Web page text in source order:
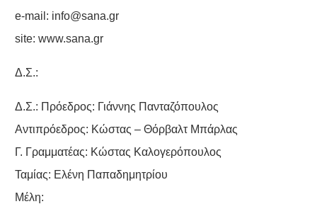
e-mail: info@sana.gr
site: www.sana.gr
Δ.Σ.:
Δ.Σ.: Πρόεδρος: Γιάννης Πανταζόπουλος
Αντιπρόεδρος: Κώστας – Θόρβαλτ Μπάρλας
Γ. Γραμματέας: Κώστας Καλογερόπουλος
Ταμίας: Ελένη Παπαδημητρίου
Μέλη: